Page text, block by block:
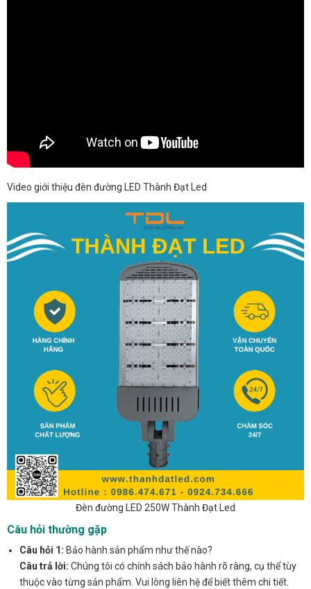
Video giới thiệu đèn đường LED Thành Đạt Led
Đèn đường LED 250W Thành Đạt Led
Câu hỏi thường gặp
Câu hỏi 1: Bảo hành sản phẩm như thế nào?
Câu trả lời: Chúng tôi có chính sách bảo hành rõ ràng, cụ thể tùy
thuộc vào từng sản phẩm. Vui lòng liên hệ để biết thêm chi tiết.